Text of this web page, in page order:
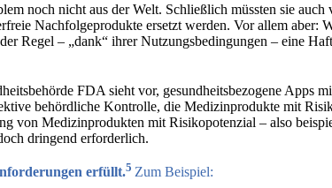
noch nicht aus der Welt. Schließlich müssten sie
Nachfolgeprodukte ersetzt werden. Vor allem aber:
Regel – „dank“ ihrer Nutzungsbedingungen – eine
FDA sieht vor, gesundheitsbezogene Apps
behördliche Kontrolle, die Medizinprodukte mit
von Medizinprodukten mit Risikopotenzial – also
dringend erforderlich.
erfüllt.5 Zum Beispiel: